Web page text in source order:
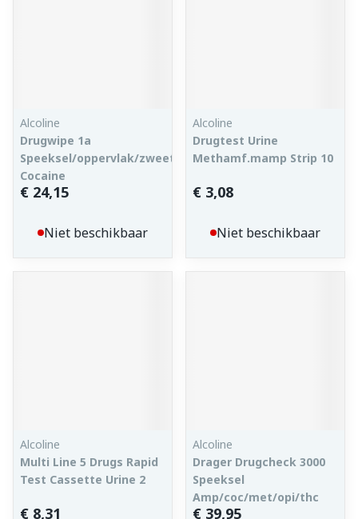
Alcoline
Drugwipe 1a
Speeksel/oppervlak/zweettest
Cocaine
€ 24,15
Niet beschikbaar
Alcoline
Drugtest Urine
Methamf.mamp Strip 10
€ 3,08
Niet beschikbaar
Alcoline
Multi Line 5 Drugs Rapid
Test Cassette Urine 2
€ 8,31
Alcoline
Drager Drugcheck 3000
Speeksel
Amp/coc/met/opi/thc
€ 39,95